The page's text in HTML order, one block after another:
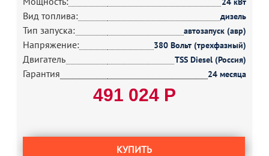
Вид топлива: дизель
Тип запуска: автозапуск (авр)
Напряжение: 380 Вольт (трехфазный)
Двигатель TSS Diesel (Россия)
Гарантия 24 месяца
491 024 Р
КУПИТЬ